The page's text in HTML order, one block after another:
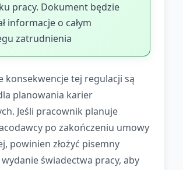
pracy. Dokument będzie
informacje o całym
zatrudnienia
konsekwencje tej regulacji są
planowania karier
Jeśli pracownik planuje
po zakończeniu umowy
powinien złożyć pisemny
świadectwa pracy, aby